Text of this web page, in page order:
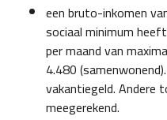
een bruto-inkomen
sociaal minimum
per maand van
4.480
vakantiegeld. Andere
meegerekend.